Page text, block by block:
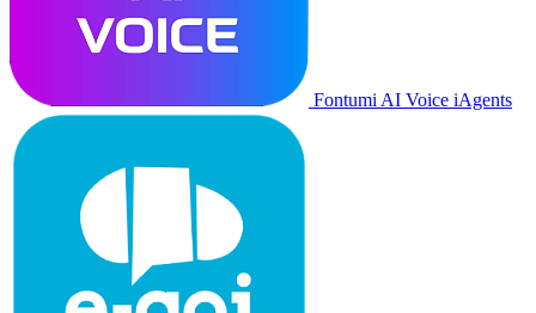
Fontumi AI Voice iAgents